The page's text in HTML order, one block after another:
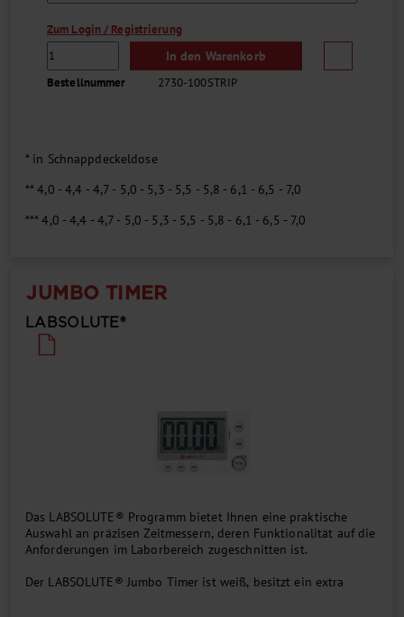
Zum Login / Registrierung
In den Warenkorb
Bestellnummer 2730-100STRIP
* in Schnappdeckeldose
** 4,0 - 4,4 - 4,7 - 5,0 - 5,3 - 5,5 - 5,8 - 6,1 - 6,5 - 7,0
*** 4,0 - 4,4 - 4,7 - 5,0 - 5,3 - 5,5 - 5,8 - 6,1 - 6,5 - 7,0
JUMBO TIMER
LABSOLUTE®
Das LABSOLUTE® Programm bietet Ihnen eine praktische
Auswahl an präzisen Zeitmessern, deren Funktionalität auf die
Anforderungen im Laborbereich zugeschnitten ist.
Der LABSOLUTE® Jumbo Timer ist weiß, besitzt ein extra